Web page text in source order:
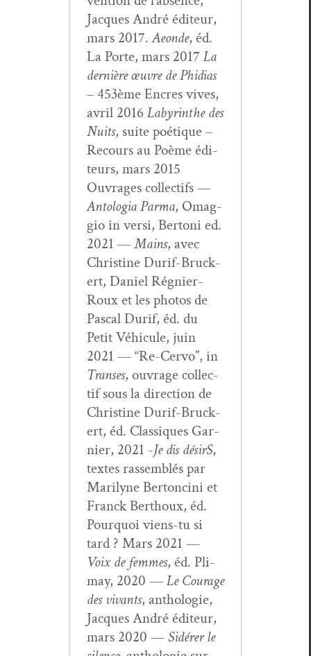
Jacques André édi­teur,
mars 2017.Aeonde, éd.
La Porte, mars 2017 La
dernière œuvre de Phidias
– 453ème Encres vives,
avril 2016 Labyrinthe des
Nuits, suite poé­tique –
Recours au Poème édi­
teurs, mars 2015
Ouvrages col­lec­tifs —
Antolo­gia Par­ma, Omag­
gio in ver­si, Bertoni ed.
2021 —Mains, avec
Chris­tine Durif-Bruck­
ert, Daniel Rég­nier-
Roux et les pho­tos de
Pas­cal Durif, éd. du
Petit Véhicule, juin
2021 — “Re-Cer­vo”, in
Trans­es, ouvrage col­lec­
tif sous la direc­tion de
Chris­tine Durif-Bruck­
ert, éd. Clas­siques Gar­
nier, 2021 -Je dis désirS,
textes rassem­blés par
Mar­i­lyne Bertonci­ni et
Franck Berthoux, éd.
Pourquoi viens-tu si
tard ? Mars 2021 —
Voix de femmes, éd. Pli­
may, 2020 —Le Courage
des vivants, antholo­gie,
Jacques André édi­teur,
mars 2020 — Sidér­er le